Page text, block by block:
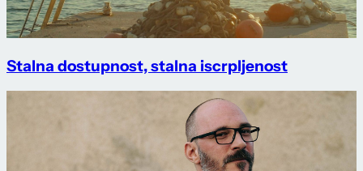
Stalna dostupnost, stalna iscrpljenost